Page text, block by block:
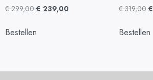
€299,00 € 239,00
Bestellen
€319,00 €
Bestellen